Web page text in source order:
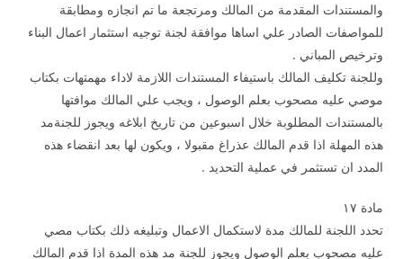
والمستندات المقدمة من المالك ومرتجعة ما تم انجازه ومطابقة
للمواصفات الصادر علي اساها موافقة لجنة توجيه استثمار اعمال البناء
وترخيص المباني .
وللجنة تكليف المالك باستيفاء المستندات اللازمة لاداء مهمتهات بكتاب
موصي عليه مصحوب بعلم الوصول ، ويجب علي المالك موافتها
بالمستندات المطلوبة خلال اسبوعين من تاريخ ابلاغه ويجوز للجنةمد
هذه المهلة اذا قدم المالك عذراغ مقبولا ، ويكون لها بعد انقضاء هذه
المدد ان تستثمر في عملية التحديد .
مادة ۱۷
تحدد اللجنة للمالك مدة لاستكمال الاعمال وتبليغه ذلك بكتاب مصي
عليه مصحوب بعلم الوصول ويجوز للجنة مد هذه المدة اذا قدم المالك